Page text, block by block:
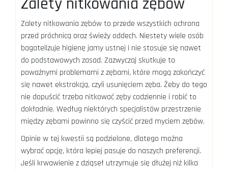
Zalety nitkowania zębów to przede wszystkich ochrona
przed próchnicą oraz świeży oddech. Niestety wiele osób
bagatelizuje higienę jamy ustnej i nie stosuje się nawet
do podstawowych zasad. Zazwyczaj skutkuje to
poważnymi problemami z zębami, które mogą zakończyć
się nawet ekstrakcją, czyli usunięciem zęba. Żeby do tego
nie dopuścić trzeba nitkować zęby codziennie i robić to
dokładnie. Według niektórych specjalistów przestrzenie
między zębami powinno się czyścić przed myciem zębów.
Opinie w tej kwestii są podzielone, dlatego można
wybrać opcję, która lepiej pasuje do naszych preferencji.
Jeśli krwawienie z dziąseł utrzymuje się dłużej niż kilka